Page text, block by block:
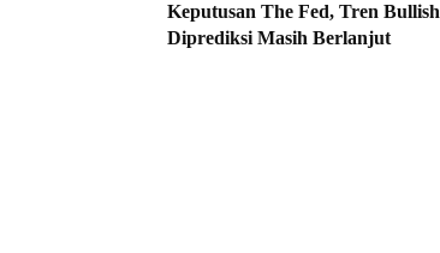
Keputusan The Fed, Tren Bullish
Diprediksi Masih Berlanjut